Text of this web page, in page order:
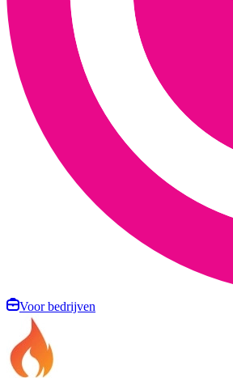
Voor bedrijven